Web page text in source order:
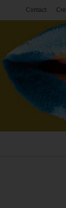
Contact